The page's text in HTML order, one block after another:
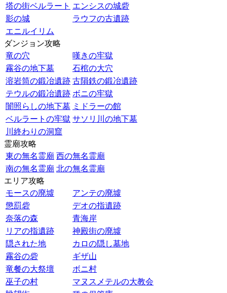
塔の街ベルラート エンシスの城砦
影の城
ラウフの古遺跡
エニルイリム
ダンジョン攻略
竜の穴
嘆きの牢獄
霧谷の地下墓
石棺の大穴
溶岩筒の鍛冶遺跡 古隕鉄の鍛冶遺跡
テウルの鍛冶遺跡 ボニの牢獄
闇照らしの地下墓 ミドラーの館
ベルラートの牢獄 サソリ川の地下墓
川終わりの洞窟
霊廟攻略
東の無名霊廟 西の無名霊廟
南の無名霊廟 北の無名霊廟
エリア攻略
モースの廃墟
アンテの廃墟
懲罰砦
デオの指遺跡
奈落の森
青海岸
リアの指遺跡
神殿街の廃墟
隠された地
カロの隠し墓地
霧谷の砦
ギザ山
竜餐の大祭壇
ボニ村
巫子の村
マヌスメテルの大教会